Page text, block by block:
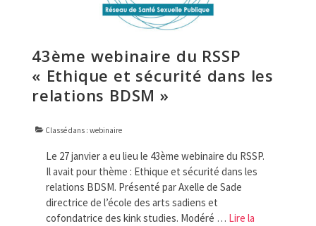
43ème webinaire du RSSP
« Ethique et sécurité dans les
relations BDSM »
Classé dans : webinaire
Le 27 janvier a eu lieu le 43ème webinaire du RSSP.
Il avait pour thème : Ethique et sécurité dans les
relations BDSM. Présenté par Axelle de Sade
directrice de l’école des arts sadiens et
cofondatrice des kink studies. Modéré … Lire la